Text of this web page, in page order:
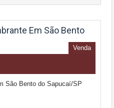
Em São Bento
Venda
São Bento do Sapucaí/SP